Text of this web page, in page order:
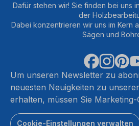
Dafür stehen wir! Sie finden bei uns
der
Dabei konzentrieren wir uns im Kern
Sägen und
Um unseren Newsletter zu
neuesten Neuigkeiten zu
erhalten, müssen Sie
Cookie-Einstellungen verwalten